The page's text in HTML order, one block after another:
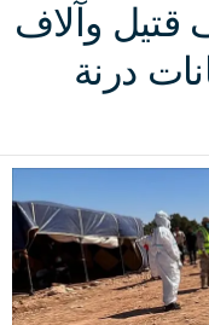
المتحدة: 11 ألف قتيل وآلاف
درنة